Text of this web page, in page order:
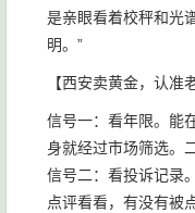
是亲眼看着校秤和光
明。”
【西安卖黄金，认准
信号一：看年限。能
身就经过市场筛选。
信号二：看投诉记录
点评看看，有没有被